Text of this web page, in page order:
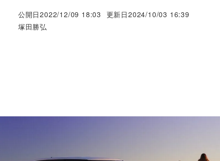
公開日2022/12/09 18:03 更新日2024/10/03 16:39
著
塚田勝弘